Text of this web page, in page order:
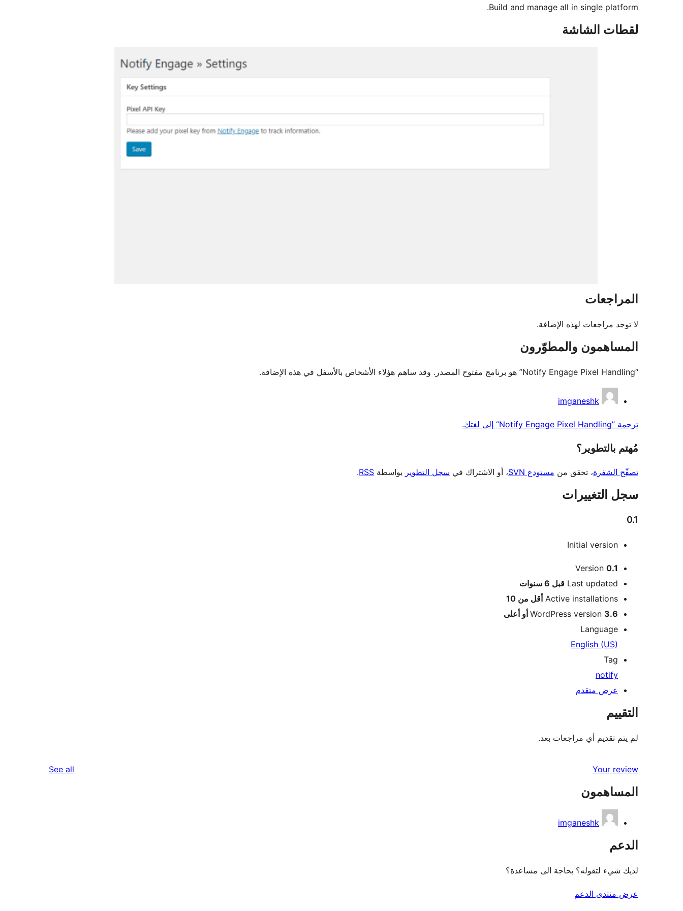
Build and manage all in single platform.
لقطات الشاشة
المراجعات
لا توجد مراجعات لهذه الإضافة.
المساهمون والمطوّرون
“Notify Engage Pixel Handling” هو برنامج مفتوح المصدر. وقد ساهم هؤلاء الأشخاص بالأسفل في هذه الإضافة.
المساهمون
imganeshk
ترجمة ”Notify Engage Pixel Handling“ إلى لغتك.
مُهتم بالتطوير؟
تصفّح الشفرة، تحقق من مستودع SVN ، أو الاشتراك في سجل التطوير بواسطة RSS
.
سجل التغييرات
0.1
Initial version
ميتا
Meta
Version 0.1
Last updated قبل 6 سنوات
Active installations أقل من 10
WordPress version 3.6 أو أعلى
Language
English (US)
Tag
notify
عرض متقدم
التقييم
لم يتم تقديم أي مراجعات بعد.
Your review
See all
المساهمون
imganeshk
الدعم
لديك شيء لتقوله؟ بحاجة الى مساعدة؟
عرض منتدى الدعم